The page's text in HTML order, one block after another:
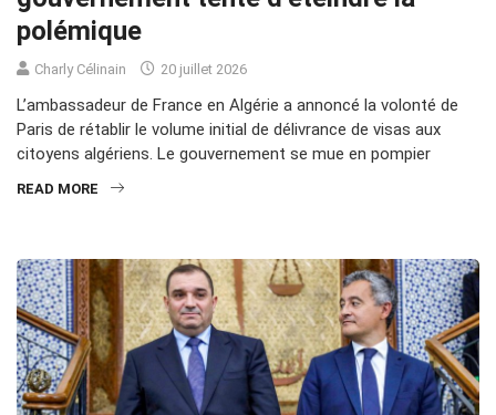
polémique
Charly Célinain 20 juillet 2026
L’ambassadeur de France en Algérie a annoncé la volonté de
Paris de rétablir le volume initial de délivrance de visas aux
citoyens algériens. Le gouvernement se mue en pompier
READ MORE